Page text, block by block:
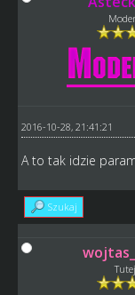
2016-10-28, 21:41:21
A to tak idzie
Szukaj